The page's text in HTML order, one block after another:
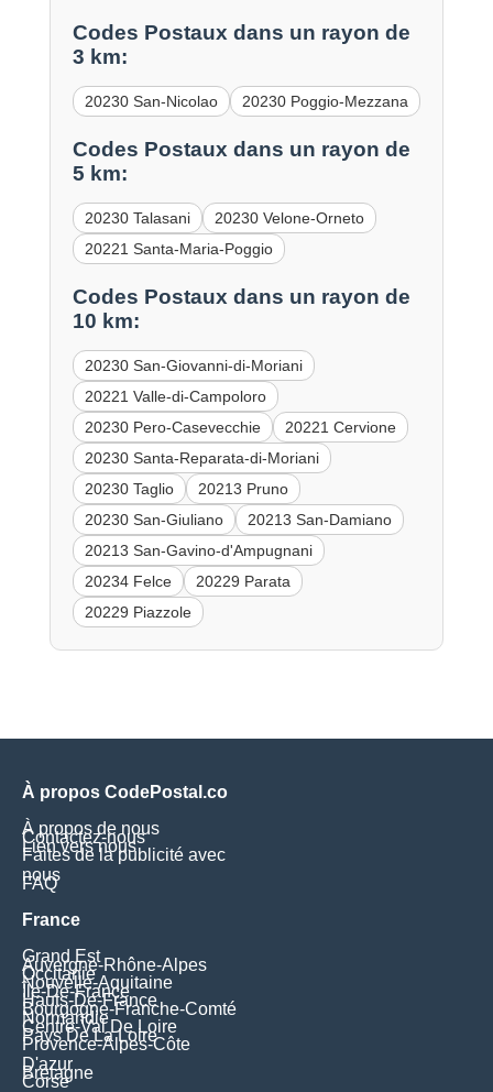
Codes Postaux dans un rayon de
3 km:
20230 San-Nicolao 20230 Poggio-Mezzana
Codes Postaux dans un rayon de
5 km:
20230 Talasani
20230 Velone-Orneto
20221 Santa-Maria-Poggio
Codes Postaux dans un rayon de
10 km:
20230 San-Giovanni-di-Moriani
20221 Valle-di-Campoloro
20230 Pero-Casevecchie
20221 Cervione
20230 Santa-Reparata-di-Moriani
20230 Taglio
20213 Pruno
20230 San-Giuliano
20213 San-Damiano
20213 San-Gavino-d'Ampugnani
20234 Felce
20229 Parata
20229 Piazzole
À propos CodePostal.co
À propos de nous
Contactez-nous
Lien vers nous
Faites de la publicité avec
nous
FAQ
France
Grand Est
Auvergne-Rhône-Alpes
Occitanie
Nouvelle-Aquitaine
Île-De-France
Hauts-De-France
Bourgogne-Franche-Comté
Normandie
Centre-Val De Loire
Pays De La Loire
Provence-Alpes-Côte
D'azur
Bretagne
Corse